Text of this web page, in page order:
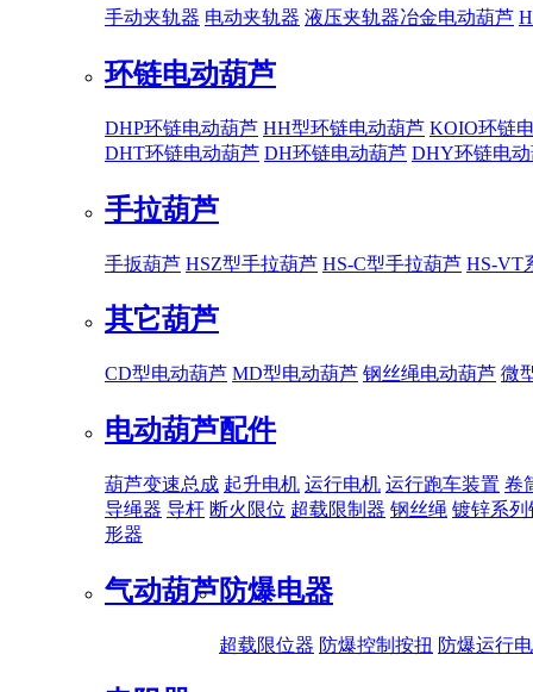
手动夹轨器 电动夹轨器 液压夹轨器冶金电动葫芦
环链电动葫芦
DHP环链电动葫芦 HH型环链电动葫芦 KOIO环链
DHT环链电动葫芦 DH环链电动葫芦 DHY环链电
手拉葫芦
手扳葫芦 HSZ型手拉葫芦 HS-C型手拉葫芦 HS-VT
其它葫芦
CD型电动葫芦 MD型电动葫芦 钢丝绳电动葫芦 微
电动葫芦配件
葫芦变速总成 起升电机 运行电机 运行跑车装置 卷
导绳器 导杆 断火限位 超载限制器 钢丝绳 镀锌系列
形器
气动葫芦防爆电器
超载限位器 防爆控制按扭 防爆运行